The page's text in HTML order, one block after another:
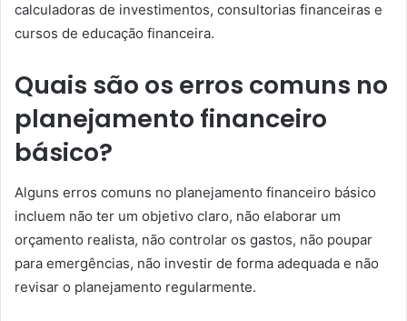
calculadoras de investimentos, consultorias financeiras e
cursos de educação financeira.
Quais são os erros comuns no
planejamento financeiro
básico?
Alguns erros comuns no planejamento financeiro básico
incluem não ter um objetivo claro, não elaborar um
orçamento realista, não controlar os gastos, não poupar
para emergências, não investir de forma adequada e não
revisar o planejamento regularmente.